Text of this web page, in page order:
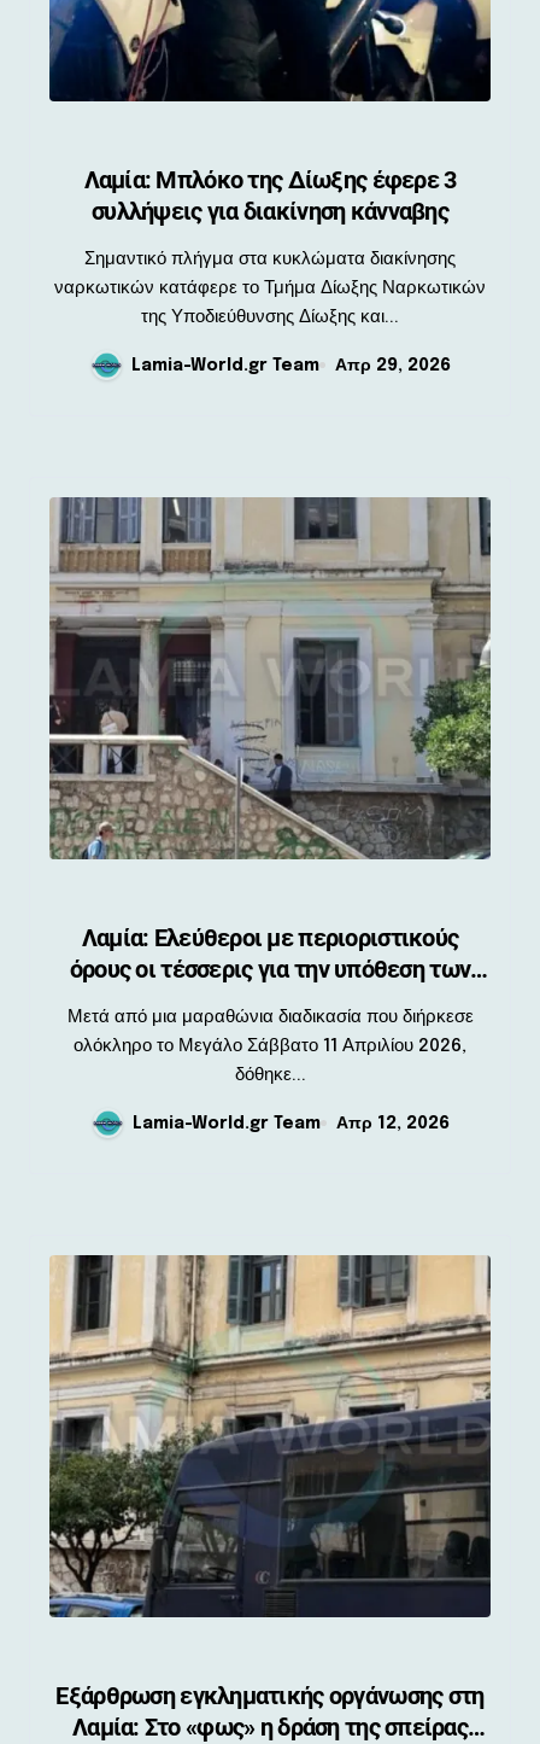
Λαμία: Μπλόκο της Δίωξης έφερε 3
συλλήψεις για διακίνηση κάνναβης
Σημαντικό πλήγμα στα κυκλώματα διακίνησης
ναρκωτικών κατάφερε το Τμήμα Δίωξης Ναρκωτικών
της Υποδιεύθυνσης Δίωξης και...
Lamia-World.gr Team Απρ 29, 2026
Λαμία: Ελεύθεροι με περιοριστικούς
όρους οι τέσσερις για την υπόθεση των
Μετά από μια μαραθώνια διαδικασία που διήρκεσε
ολόκληρο το Μεγάλο Σάββατο 11 Απριλίου 2026,
δόθηκε...
Lamia-World.gr Team Απρ 12, 2026
Εξάρθρωση εγκληματικής οργάνωσης στη
Λαμία: Στο «φως» η δράση της σπείρας